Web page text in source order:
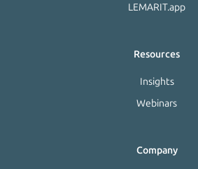
LEMARIT.app
Resources
Insights
Webinars
Company